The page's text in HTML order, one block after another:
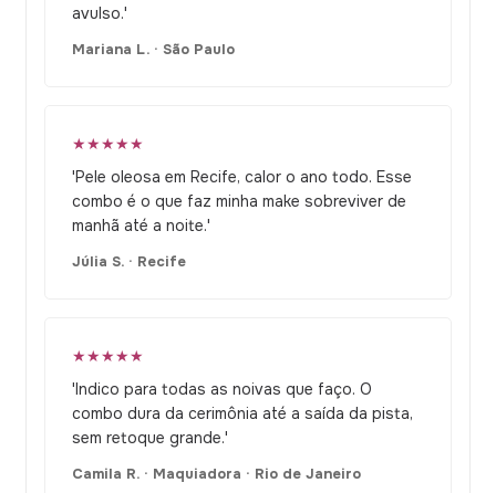
avulso.'
Mariana L. · São Paulo
★★★★★
'Pele oleosa em Recife, calor o ano todo. Esse
combo é o que faz minha make sobreviver de
manhã até a noite.'
Júlia S. · Recife
★★★★★
'Indico para todas as noivas que faço. O
combo dura da cerimônia até a saída da pista,
sem retoque grande.'
Camila R. · Maquiadora · Rio de Janeiro